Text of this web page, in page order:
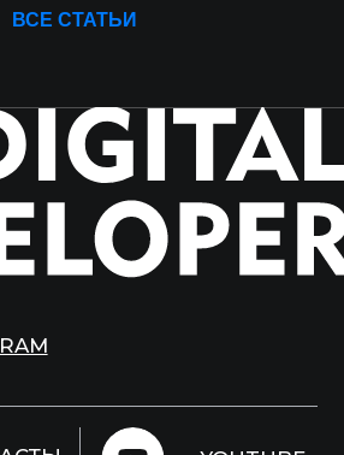
ВСЕ СТАТЬИ